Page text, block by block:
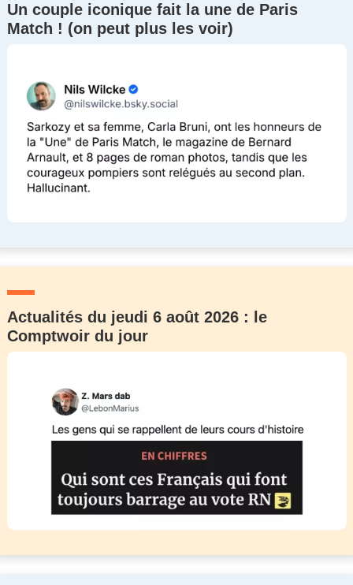
Un couple iconique fait la une de Paris
Match ! (on peut plus les voir)
Actualités du jeudi 6 août 2026 : le
Comptwoir du jour